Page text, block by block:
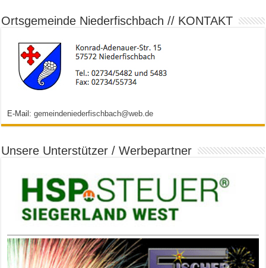
Ortsgemeinde Niederfischbach // KONTAKT
E-Mail:gemeindeniederfischbach@web.de
Unsere Unterstützer / Werbepartner